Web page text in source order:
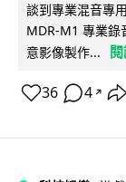
談到專業混音專
MDR-M1 專業錄
意影像製作...
36 4 ↗